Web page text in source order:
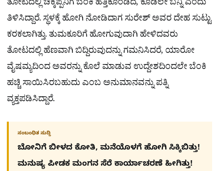
ತೋಟದಲ್ಲಿ ಚಿಕ್ಕಪ್ಪನಿಗೆ ಬೆಂಕಿ ಹತ್ತಿಕೊಂಡಿದೆ, ಕೂಡಲೇ ಬನ್ನಿ ಎಂದು
ತಿಳಿಸಿದ್ದಾರೆ. ಸ್ಥಳಕ್ಕೆ ಹೋಗಿ ನೋಡಿದಾಗ ಸುರೇಶ್ ಅವರ ದೇಹ ಸುಟ್ಟು
ಕರಕಲಾಗಿತ್ತು. ತುಮಕೂರಿಗೆ ಹೋಗುವುದಾಗಿ ಹೇಳಿದವರು
ತೋಟದಲ್ಲಿ ಹೆಣವಾಗಿ ಬಿದ್ದಿರುವುದನ್ನು ಗಮನಿಸಿದರೆ, ಯಾರೋ
ವೈಷಮ್ಯದಿಂದ ಅವರನ್ನು ಕೊಲೆ ಮಾಡುವ ಉದ್ದೇಶದಿಂದಲೇ ಬೆಂಕಿ
ಹಚ್ಚಿ ಸಾಯಿಸಿರಬಹುದು ಎಂಬ ಅನುಮಾನವನ್ನು ಪತ್ನಿ
ವ್ಯಕ್ತಪಡಿಸಿದ್ದಾರೆ.
ಸಂಬಂಧಿತ ಸುದ್ದಿ
ಬೋನಿಗೆ ಬೀಳದ ಕೋತಿ, ಮನೆಯೊಳಗೆ ಹೋಗಿ ಸಿಕ್ಕಿಬಿತ್ತು!
ಮನುಷ್ಯ ಪೀಡಕ ಮಂಗನ ಸೆರೆ ಕಾರ್ಯಾಚರಣೆ ಹೀಗಿತ್ತು!